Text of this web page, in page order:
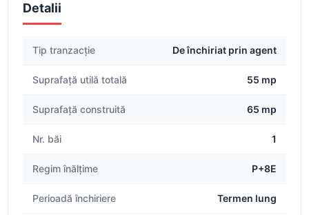
Detalii
Tip tranzacție De închiriat prin agent
Suprafață utilă totală 55 mp
Suprafață construită 65 mp
Nr. băi 1
Regim înălțime P+8E
Perioadă închiriere Termen lung